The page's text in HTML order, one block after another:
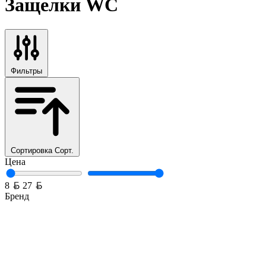
Защелки WC
Фильтры
Сортировка Сорт.
Цена
8 Белорусский рубль
27
Бренд